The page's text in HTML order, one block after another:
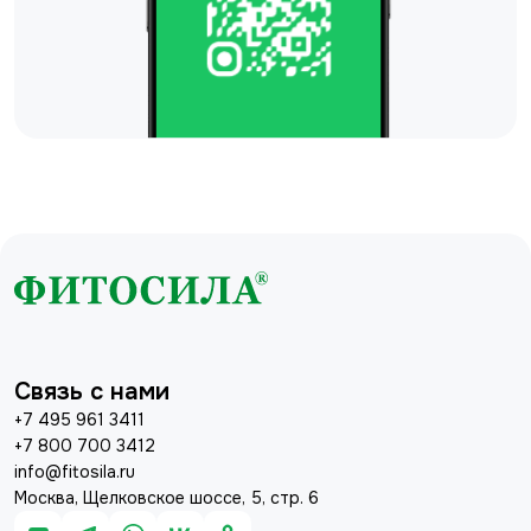
Связь с нами
+7 495 961 3411
+7 800 700 3412
info@fitosila.ru
Москва, Щелковское шоссе, 5, стр. 6